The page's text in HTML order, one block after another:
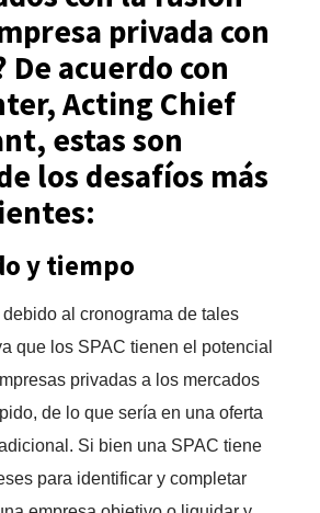
privada con
De acuerdo con
Acting Chief
estas son
los desafíos más
y tiempo
al cronograma de tales
que los SPAC tienen el potencial
privadas a los mercados
de lo que sería en una oferta
Si bien una SPAC tiene
para identificar y completar